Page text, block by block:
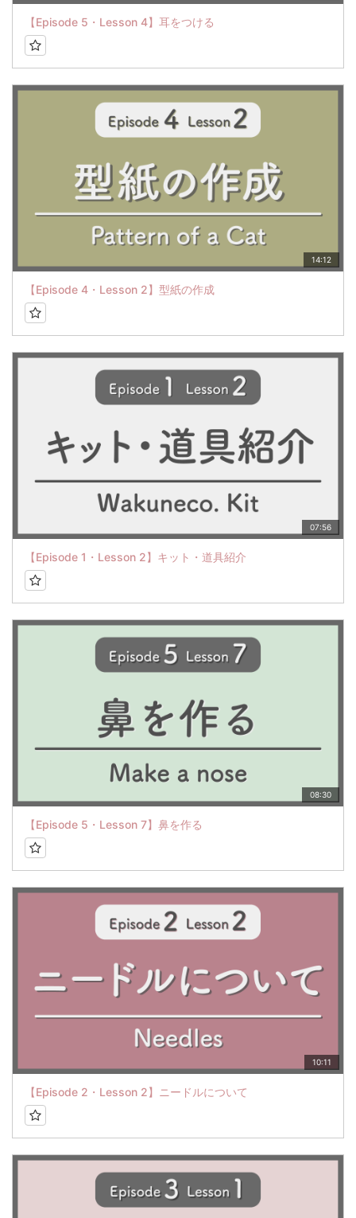
【Episode 5・Lesson 4】耳をつける
14:12
【Episode 4・Lesson 2】型紙の作成
07:56
【Episode 1・Lesson 2】キット・道具紹介
08:30
【Episode 5・Lesson 7】鼻を作る
10:11
【Episode 2・Lesson 2】ニードルについて